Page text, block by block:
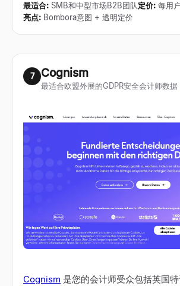
最适合: SMB和中型市场B2B团队定价: 每用
亮点: Bombora意图 + 透明定价
7 Cognism
最适合欧盟外展的GDPR安全会计师数据
Cognism 是您的会计师受众包括英国